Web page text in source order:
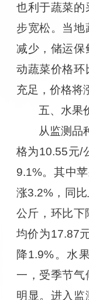
也利于蔬菜的
步宽松。当
减少，储运保
动蔬菜价格环
充足，价格
五、水果
从监测品
格为10.55元/
9.1%。其中
涨3.2%，同
公斤，环比下
均价为17.87
降1.9%。水
一，受季节气
明显。进入